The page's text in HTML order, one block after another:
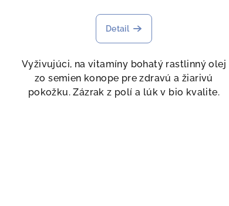
Detail
Vyživujúci, na vitamíny bohatý rastlinný olej
zo semien konope pre zdravú a žiarivú
pokožku. Zázrak z polí a lúk v bio kvalite.